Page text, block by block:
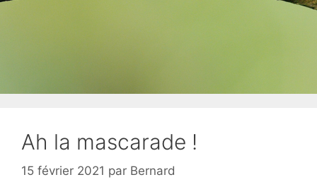
Ah la mascarade !
15 février 2021 par Bernard